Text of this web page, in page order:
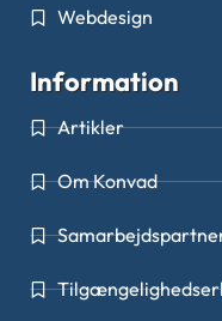
Webdesign
Information
Artikler
Om Konvad